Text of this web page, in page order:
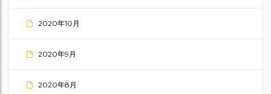
2020年10月
2020年9月
2020年8月